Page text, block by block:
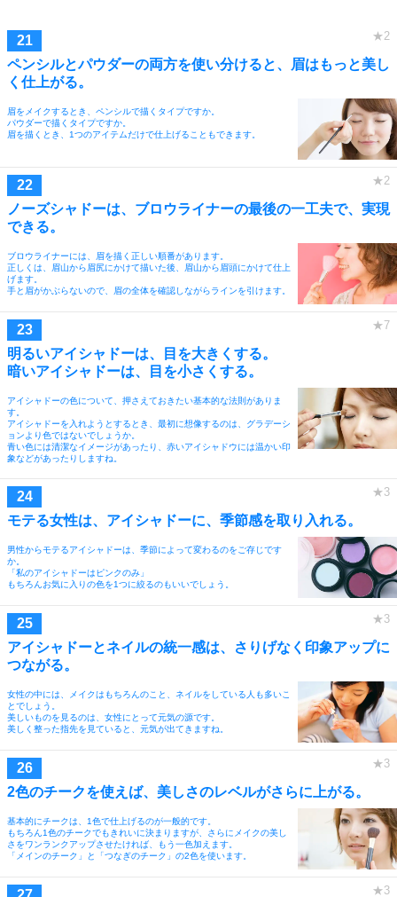
ペンシルとパウダーの両方を使い分けると、眉はもっと美し
く仕上がる。
眉をメイクするとき、ペンシルで描くタイプですか。
パウダーで描くタイプですか。
眉を描くとき、1つのアイテムだけで仕上げることもできます。
ノーズシャドーは、ブロウライナーの最後の一工夫で、実現
できる。
ブロウライナーには、眉を描く正しい順番があります。
正しくは、眉山から眉尻にかけて描いた後、眉山から眉頭にかけて仕上
げます。
手と眉がかぶらないので、眉の全体を確認しながらラインを引けます。
明るいアイシャドーは、目を大きくする。
暗いアイシャドーは、目を小さくする。
アイシャドーの色について、押さえておきたい基本的な法則がありま
す。
アイシャドーを入れようとするとき、最初に想像するのは、グラデーシ
ョンより色ではないでしょうか。
青い色には清潔なイメージがあったり、赤いアイシャドウには温かい印
象などがあったりしますね。
モテる女性は、アイシャドーに、季節感を取り入れる。
男性からモテるアイシャドーは、季節によって変わるのをご存じです
か。
「私のアイシャドーはピンクのみ」
もちろんお気に入りの色を1つに絞るのもいいでしょう。
アイシャドーとネイルの統一感は、さりげなく印象アップに
つながる。
女性の中には、メイクはもちろんのこと、ネイルをしている人も多いこ
とでしょう。
美しいものを見るのは、女性にとって元気の源です。
美しく整った指先を見ていると、元気が出てきますね。
2色のチークを使えば、美しさのレベルがさらに上がる。
基本的にチークは、1色で仕上げるのが一般的です。
もちろん1色のチークでもきれいに決まりますが、さらにメイクの美し
さをワンランクアップさせたければ、もう一色加えます。
「メインのチーク」と「つなぎのチーク」の2色を使います。